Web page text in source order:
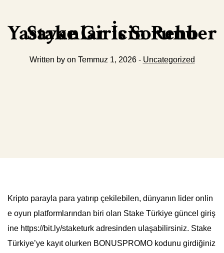
Stake Giris Sorunu Yasayanlar İcin Rehber
Written by on Temmuz 1, 2026 - Uncategorized
Kripto parayla para yatırıp çekilebilen, dünyanın lider onlin
e oyun platformlarından biri olan Stake Türkiye güncel giriş
ine https://bit.ly/staketurk adresinden ulaşabilirsiniz. Stake
Türkiye’ye kayıt olurken BONUSPROMO kodunu girdiğiniz